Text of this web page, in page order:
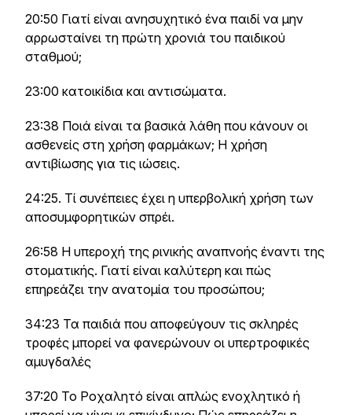
20:50 Γιατί είναι ανησυχητικό ένα παιδί να μην
αρρωσταίνει τη πρώτη χρονιά του παιδικού
σταθμού;
23:00 κατοικίδια και αντισώματα.
23:38 Ποιά είναι τα βασικά λάθη που κάνουν οι
ασθενείς στη χρήση φαρμάκων; Η χρήση
αντιβίωσης για τις ιώσεις.
24:25. Τί συνέπειες έχει η υπερβολική χρήση των
αποσυμφορητικών σπρέι.
26:58 Η υπεροχή της ρινικής αναπνοής έναντι της
στοματικής. Γιατί είναι καλύτερη και πώς
επηρεάζει την ανατομία του προσώπου;
34:23 Τα παιδιά που αποφεύγουν τις σκληρές
τροφές μπορεί να φανερώνουν οι υπερτροφικές
αμυγδαλές
37:20 Το Ροχαλητό είναι απλώς ενοχλητικό ή